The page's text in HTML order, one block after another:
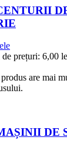
prețuri: 6,00
are mai
DE